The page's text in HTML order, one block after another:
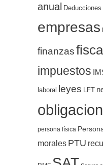
anual Deducciones
empresas
finanzasfiscal
impuestos
laboral leyes LFT
persona física
morales PTU